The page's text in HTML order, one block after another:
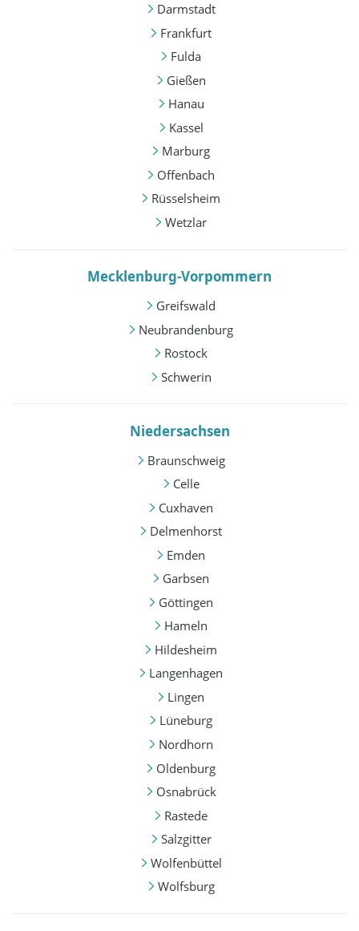
Darmstadt
Frankfurt
Fulda
Gießen
Hanau
Kassel
Marburg
Offenbach
Rüsselsheim
Wetzlar
Mecklenburg-Vorpommern
Greifswald
Neubrandenburg
Rostock
Schwerin
Niedersachsen
Braunschweig
Celle
Cuxhaven
Delmenhorst
Emden
Garbsen
Göttingen
Hameln
Hildesheim
Langenhagen
Lingen
Lüneburg
Nordhorn
Oldenburg
Osnabrück
Rastede
Salzgitter
Wolfenbüttel
Wolfsburg